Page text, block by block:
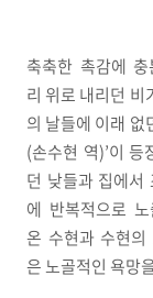
축축한 촉감에
리 위로 내리던 비
의 날들에 이래 없
(손수현 역)’이
던 낮들과 집에서
에 반복적으로
온 수현과 수현
은 노골적인 욕망